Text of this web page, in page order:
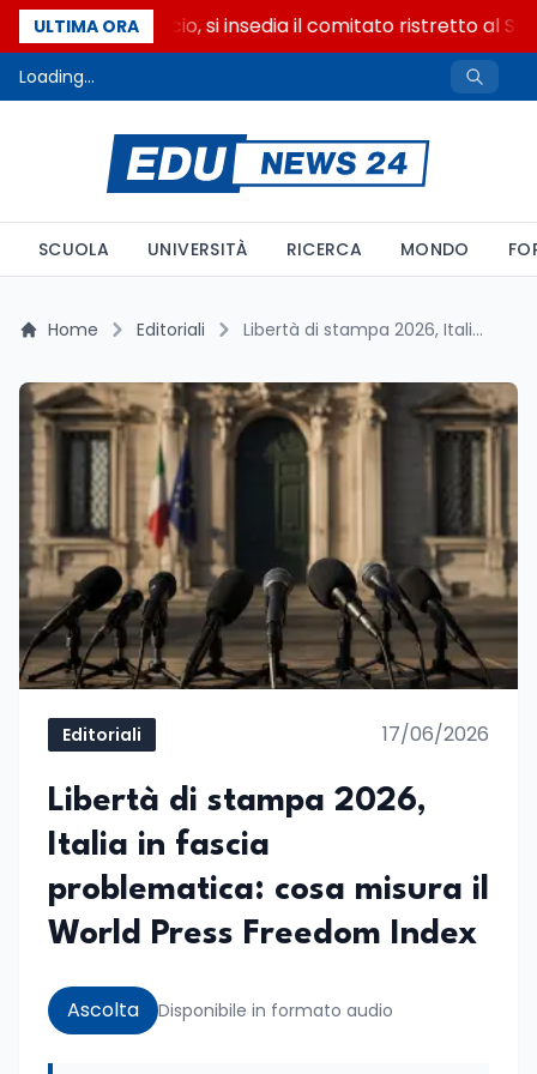
ULTIMA ORA
Riforma del calcio, si insedia il comitato ristretto al
Loading...
SCUOLA UNIVERSITÀ RICERCA MONDO
Home Editoriali Libertà di stampa 2026, Italia in fascia problematica: cosa misura il World Press Freedom Index
Editoriali 17/06/2026
Libertà di stampa 2026,
Italia in fascia
problematica: cosa misura il
World Press Freedom Index
Ascolta Disponibile in formato audio